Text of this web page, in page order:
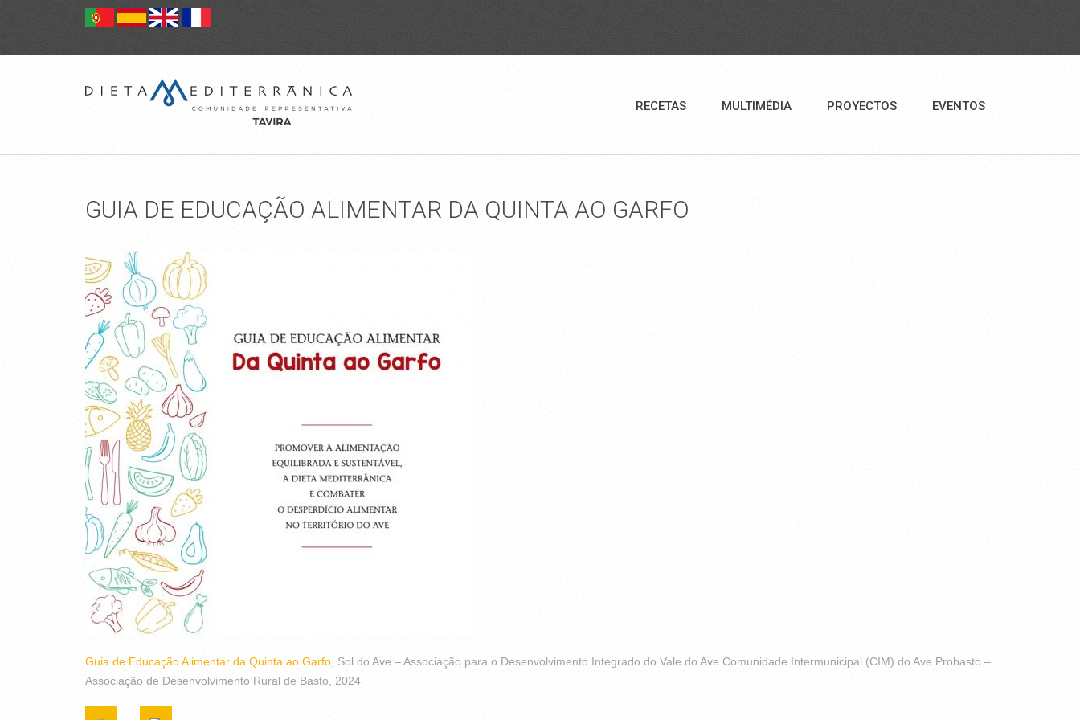
RECETAS MULTIMÉDIA PROYECTOS EVENTOS
GUIA DE EDUCAÇÃO ALIMENTAR DA QUINTA AO GARFO
Guia de Educação Alimentar da Quinta ao Garfo , Sol do Ave – Associação para o Desenvolvimento Integrado do Vale do Ave Comunidade Intermunicipal (CIM) do Ave Probasto –
Associação de Desenvolvimento Rural de Basto, 2024